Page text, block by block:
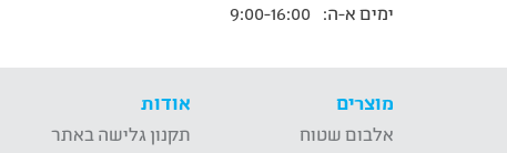
ימים א-ה:
מוצרים
אלבום שטוח
אודות
תקנון גלישה באתר